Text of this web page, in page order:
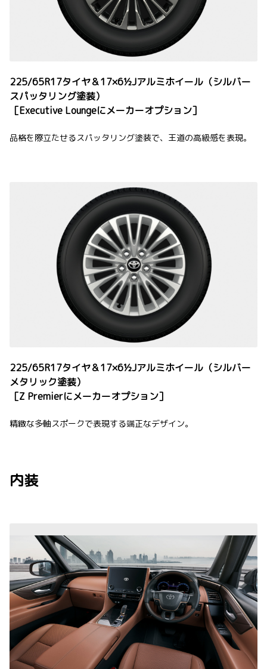
225/65R17タイヤ＆17×6½Jアルミホイール（シルバー
スパッタリング塗装）
［Executive Loungeにメーカーオプション］
品格を際立たせるスパッタリング塗装で、王道の高級感を表現。
225/65R17タイヤ＆17×6½Jアルミホイール（シルバー
メタリック塗装）
［Z Premierにメーカーオプション］
精緻な多軸スポークで表現する端正なデザイン。
内装